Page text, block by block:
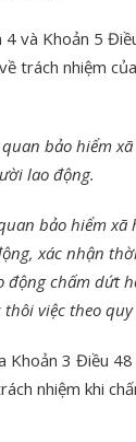
4 và Khoản 5
trách nhiệm
bảo hiểm
lao động.
bảo hiểm xã
xác nhận
động chấm dứt
thôi việc theo
Khoản 3 Điều
nhiệm khi